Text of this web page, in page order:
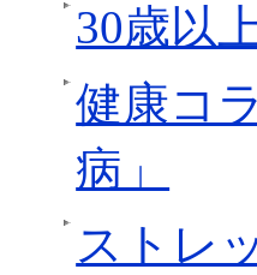
30歳以
健康コ
病」
ストレ